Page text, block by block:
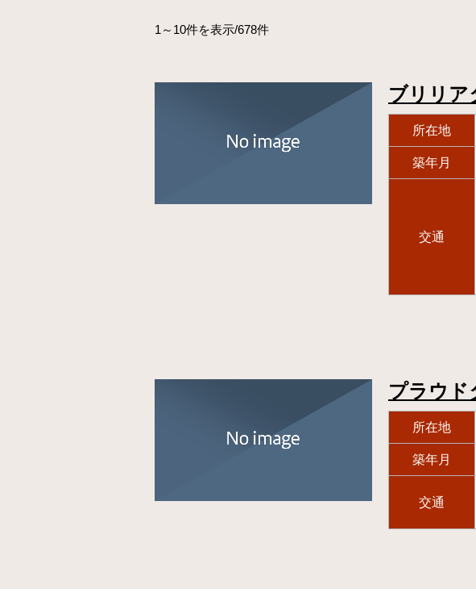
1～10件を表示/678件
ブリリア
所在地
築年月
交通
プラウド
所在地
築年月
交通